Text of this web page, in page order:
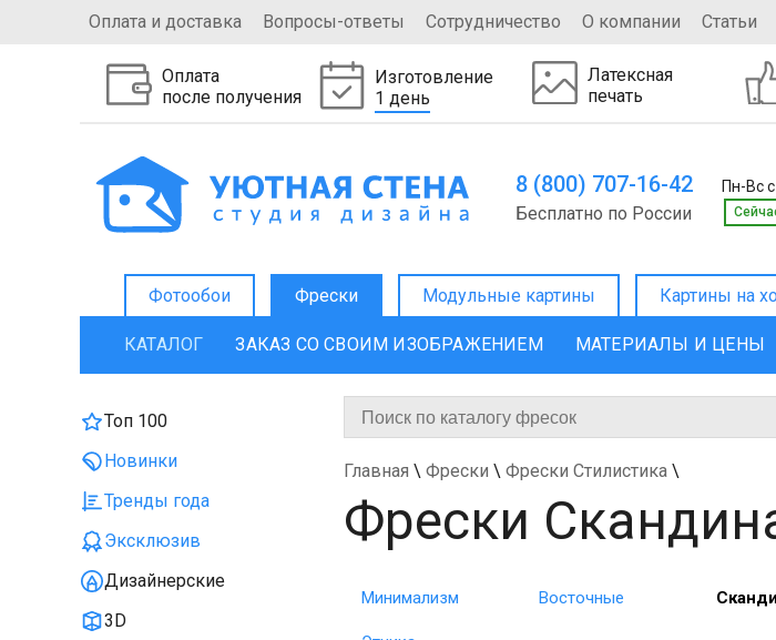
Оплата и доставка Вопросы-ответы Сотрудничество О компании Статьи
Оплата
после получения
Изготовление
1 день
Латексная
печать
8 (800) 707-16-42 Пн-Вс
Бесплатно по России
Фотообои Фрески Модульные картины Картины на
КАТАЛОГ ЗАКАЗ СО СВОИМ ИЗОБРАЖЕНИЕМ МАТЕРИАЛЫ И ЦЕНЫ
Топ 100
Новинки
Тренды года
Эксклюзив
Дизайнерские
3D
Главная \ Фрески \ Фрески Стилистика \
Фрески
Минимализм Восточные